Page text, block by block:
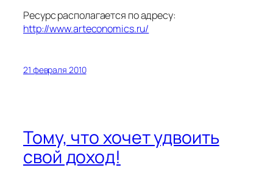
Ресурс располагается по адресу:
http://www.arteconomics.ru/
21 февраля 2010
Тому, что хочет удвоить
свой доход!